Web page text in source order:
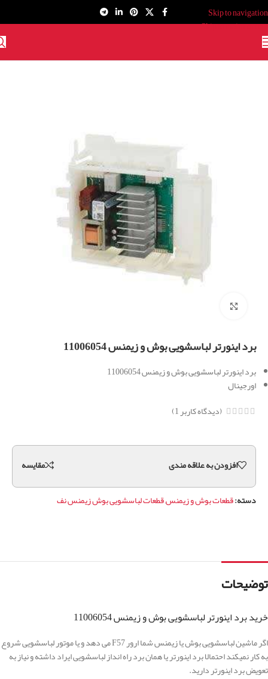
Skip to navigation
Skip to main content
برد اینورتر لباسشویی بوش و زیمنس 11006054
برد اینورتر لباسشویی بوش و زیمنس 11006054
اورجینال
(دیدگاه کاربر1
)
افزودن به علاقه مندی مقايسه
دسته:قطعات بوش و زیمنس,قطعات لباسشویی بوش زیمنس نف
توضیحات
خرید برد اینورتر لباسشویی بوش و زیمنس 11006054
اگر ماشین لباسشویی بوش یا زیمنس شما ارور F57 می دهد و یا موتور لباسشویی شروع
به کار نمیکند احتمالا برد اینورتر یا همان برد راه انداز لباسشویی ایراد داشته و نیاز به
تعویض برد اینورتر دارید.